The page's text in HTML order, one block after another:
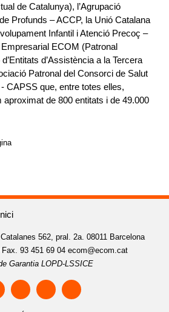
de Catalunya), l’Agrupació
Profunds – ACCP, la Unió Catalana
Infantil i Atenció Precoç –
ECOM (Patronal
d’Assistència a la Tercera
Patronal del Consorci de Salut
CAPSS que, entre totes elles,
aproximat de 800 entitats i de 49.000
562, pral. 2a. 08011 Barcelona
93 451 69 04 ecom@ecom.cat
Garantia LOPD-LSSICE